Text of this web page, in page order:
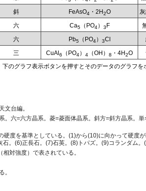
斜 FeAsO4 ・2H2O
六 Ca5 （PO4 ） 3 F
六 Pb5 （PO4 ） 3Cl
三 CuAl 6 （PO4） 4 （OH） 8 ・4H2O
のグラフ表示ボタンを押すとそのデータのグラフを
文台編。
六=六方晶系。菱=菱面体晶系。斜方=斜方晶系。単
度を基準としている。(1)から(10)に向かって硬度
。(6)正長石。(7)石英。(8)トパズ。(9)コランダム。
対強度）で表されている。
。